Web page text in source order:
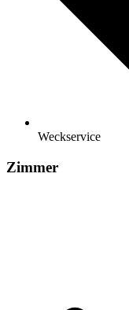
Weckservice
Zimmer